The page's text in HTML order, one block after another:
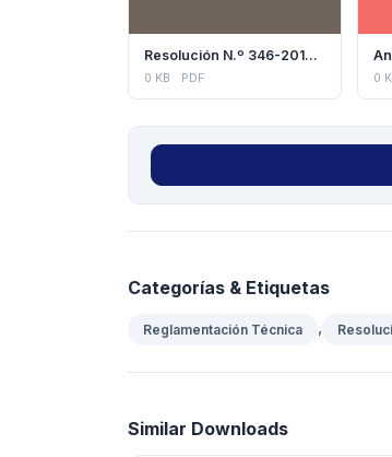
Resolución N.º 346-2014 (COMIECO)
0 KB PDF 0
Categorías & Etiquetas
Reglamentación Técnica ,
Similar Downloads